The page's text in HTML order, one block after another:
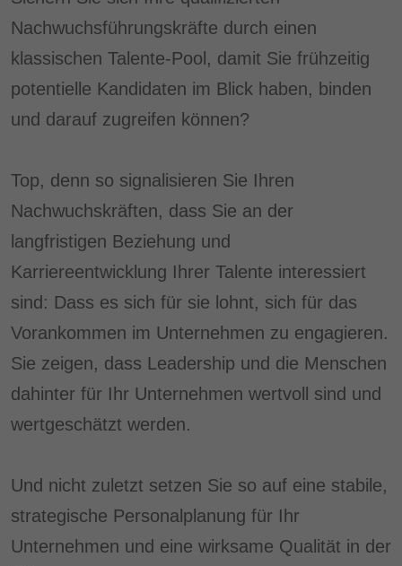
Nachwuchsführungskräfte durch einen
klassischen Talente-Pool, damit Sie frühzeitig
potentielle Kandidaten im Blick haben, binden
und darauf zugreifen können?
Top, denn so signalisieren Sie Ihren
Nachwuchskräften, dass Sie an der
langfristigen Beziehung und
Karriereentwicklung Ihrer Talente interessiert
sind: Dass es sich für sie lohnt, sich für das
Vorankommen im Unternehmen zu engagieren.
Sie zeigen, dass Leadership und die Menschen
dahinter für Ihr Unternehmen wertvoll sind und
wertgeschätzt werden.
Und nicht zuletzt setzen Sie so auf eine stabile,
strategische Personalplanung für Ihr
Unternehmen und eine wirksame Qualität in der